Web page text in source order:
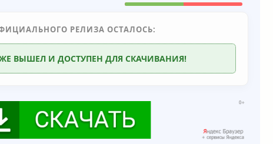
РЕЛИЗА ОСТАЛОСЬ:
ВЫШЕЛ И ДОСТУПЕН ДЛЯ СКАЧИВАНИЯ!